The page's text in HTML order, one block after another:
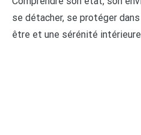
se détacher, se protéger
être et une sérénité